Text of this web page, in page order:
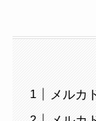
メルカ